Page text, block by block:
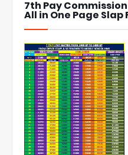
7th Pay
All in One Page